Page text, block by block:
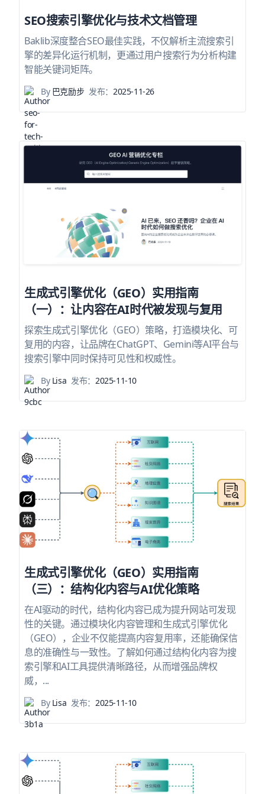
SEO搜索引擎优化与技术文档管理
Baklib深度整合SEO最佳实践，不仅解析主流搜索引
擎的差异化运行机制，更通过用户搜索行为分析构建
智能关键词矩阵。
By巴克励步 发布：2025-11-26
生成式引擎优化（GEO）实用指南
（一）：让内容在AI时代被发现与复用
探索生成式引擎优化（GEO）策略，打造模块化、可
复用的内容，让品牌在ChatGPT、Gemini等AI平台与
搜索引擎中同时保持可见性和权威性。
ByLisa 发布： 2025-11-10
生成式引擎优化（GEO）实用指南
（三）：结构化内容与AI优化策略
在AI驱动的时代，结构化内容已成为提升网站可发现
性的关键。通过模块化内容管理和生成式引擎优化
（GEO），企业不仅能提高内容复用率，还能确保信
息的准确性与一致性。了解如何通过结构化内容为搜
索引擎和AI工具提供清晰路径，从而增强品牌权
威，...
ByLisa 发布：2025-11-10